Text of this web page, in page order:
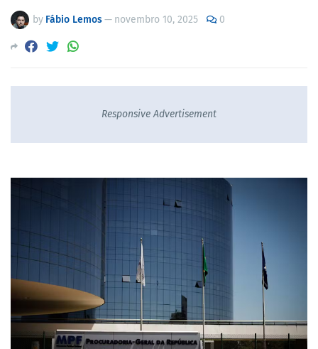
by Fábio Lemos— novembro 10, 2025 0
Responsive Advertisement